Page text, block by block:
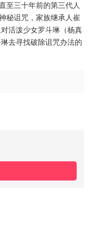
至三十年前的第三代人
秘诅咒，家族继承人崔
活泼少女罗斗琳（杨真
去寻找破除诅咒办法的